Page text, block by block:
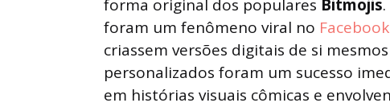
forma original dos populares Bitmojis
foram um fenômeno viral no Facebook
criassem versões digitais de si
personalizados foram um sucesso
em histórias visuais cômicas e